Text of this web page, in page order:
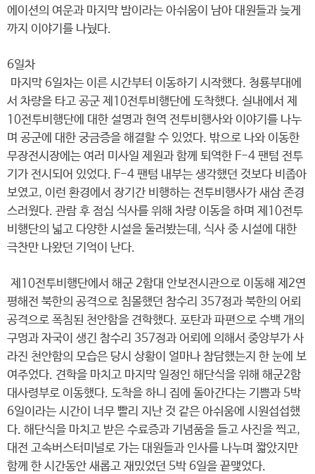
에이션의 여운과 마지막 밤이라는 아쉬움이 남아 대원들과 늦게
까지 이야기를 나눴다.
6일차
마지막 6일차는 이른 시간부터 이동하기 시작했다. 청룡부대에
서 차량을 타고 공군 제10전투비행단에 도착했다. 실내에서 제
10전투비행단에 대한 설명과 현역 전투비행사와 이야기를 나누
며 공군에 대한 궁금증을 해결할 수 있었다. 밖으로 나와 이동한
무장전시장에는 여러 미사일 제원과 함께 퇴역한 F-4 팬텀 전투
기가 전시되어 있었다. F-4 팬텀 내부는 생각했던 것보다 비좁아
보였고, 이런 환경에서 장기간 비행하는 전투비행사가 새삼 존경
스러웠다. 관람 후 점심 식사를 위해 차량 이동을 하며 제10전투
비행단의 넓고 다양한 시설을 둘러봤는데, 식사 중 시설에 대한
극찬만 나왔던 기억이 난다.
제10전투비행단에서 해군 2함대 안보전시관으로 이동해 제2연
평해전 북한의 공격으로 침몰했던 참수리 357정과 북한의 어뢰
공격으로 폭침된 천안함을 견학했다. 포탄과 파편으로 수백 개의
구멍과 자국이 생긴 참수리 357정과 어뢰에 의해서 중앙부가 사
라진 천안함의 모습은 당시 상황이 얼마나 참담했는지 한 눈에 보
여주었다. 견학을 마치고 마지막 일정인 해단식을 위해 해군2함
대사령부로 이동했다. 도착을 하니 집에 돌아간다는 기쁨과 5박
6일이라는 시간이 너무 빨리 지난 것 같은 아쉬움에 시원섭섭했
다. 해단식을 마치고 받은 수료증과 기념품을 들고 사진을 찍고,
대전 고속버스터미널로 가는 대원들과 인사를 나누며 짧았지만
함께 한 시간동안 새롭고 재밌었던 5박 6일을 끝맺었다.